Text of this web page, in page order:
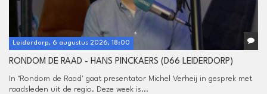
Leiderdorp, 6 augustus 2026, 18:00
RONDOM DE RAAD - HANS PINCKAERS (D66 LEIDERDORP)
In ‘Rondom de Raad' gaat presentator Michel Verheij in gesprek met
raadsleden uit de regio. Deze week is...